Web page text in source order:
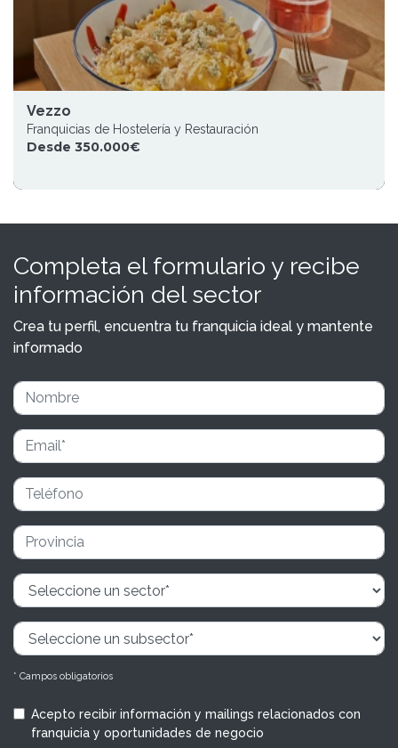
Vezzo
Franquicias de Hostelería y Restauración
Desde 350.000€
Completa el formulario y recibe
información del sector
Crea tu perfil, encuentra tu franquicia ideal y mantente
informado
* Campos obligatorios
Acepto recibir información y mailings relacionados con
franquicia y oportunidades de negocio